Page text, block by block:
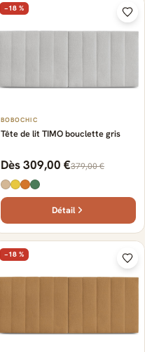
−18 %
BOBOCHIC
Tête de lit TIMO bouclette gris
Dès 309,00 €379,00 €
Détail
−18 %